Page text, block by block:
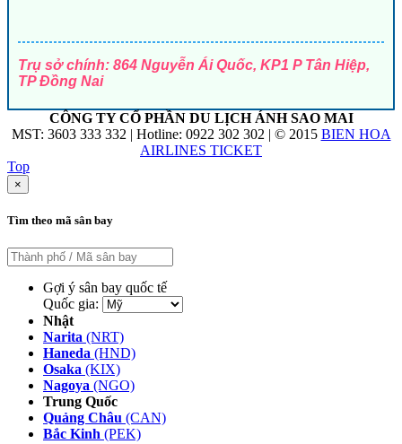
Trụ sở chính: 864 Nguyễn Ái Quốc, KP1 P Tân Hiệp,
TP Đồng Nai
CÔNG TY CỔ PHẦN DU LỊCH ÁNH SAO MAI
MST: 3603 333 332 | Hotline: 0922 302 302 | © 2015 BIEN HOA
AIRLINES TICKET
Top
×
Tìm theo mã sân bay
Gợi ý sân bay quốc tế
Quốc gia:
Nhật
Narita (NRT)
Haneda (HND)
Osaka (KIX)
Nagoya (NGO)
Trung Quốc
Quảng Châu (CAN)
Bắc Kinh (PEK)